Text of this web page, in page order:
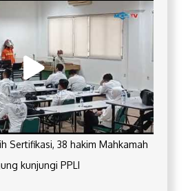
Sertifikasi, 38 hakim Mahkamah
kunjungi PPLI